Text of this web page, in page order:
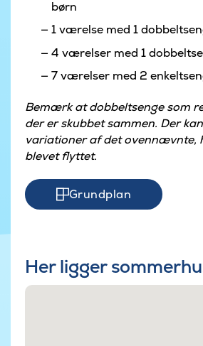
børn
1 værelse med 1
4 værelser med 1
7 værelser med 2
Bemærk at dobbeltsenge som
der er skubbet sammen. Der
variationer af det ovennævnte,
blevet flyttet.
Grundplan
Her ligger